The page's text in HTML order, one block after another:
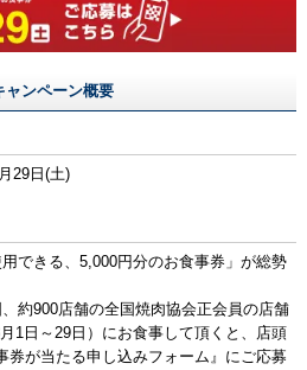
ンペーン概要
29日(土)
できる、5,000円分のお食事券」が総勢
約900店舗の全国焼肉協会正会員の店舗
1日～29日）にお食事して頂くと、店頭
券が当たる申し込みフォーム』にご応募